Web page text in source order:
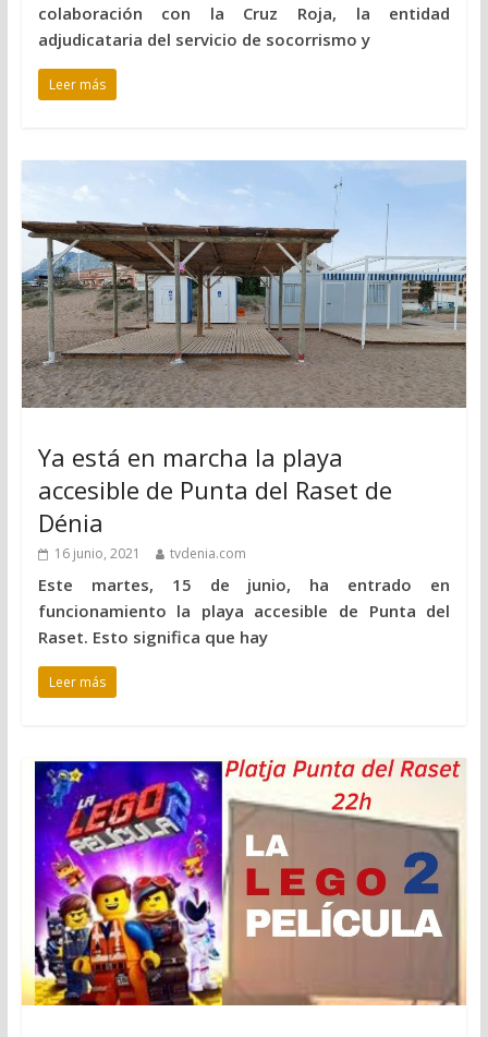
colaboración con la Cruz Roja, la entidad
adjudicataria del servicio de socorrismo y
Leer más
Ya está en marcha la playa
accesible de Punta del Raset de
Dénia
16 junio, 2021 tvdenia.com
Este martes, 15 de junio, ha entrado en
funcionamiento la playa accesible de Punta del
Raset. Esto significa que hay
Leer más